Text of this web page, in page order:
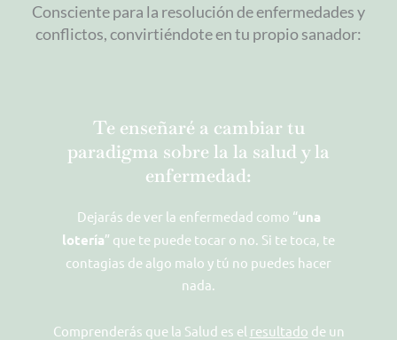
Consciente para la resolución de enfermedades y
conflictos, convirtiéndote en tu propio sanador:
Te enseñaré a cambiar tu
paradigma sobre la la salud y la
enfermedad:
Dejarás de ver la enfermedad como “una
lotería” que te puede tocar o no. Si te toca, te
contagias de algo malo y tú no puedes hacer
nada.
Comprenderás que la Salud es el resultado de un